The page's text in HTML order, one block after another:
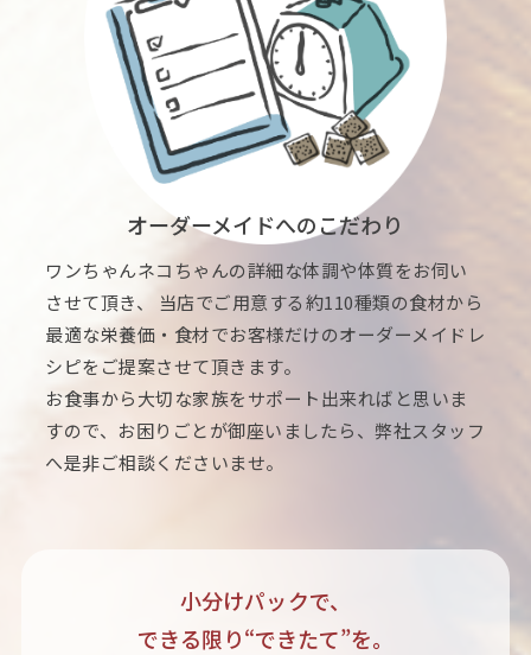
オーダーメイドへのこだわり
ワンちゃんネコちゃんの詳細な体調や体質をお伺い
させて頂き、 当店でご用意する約110種類の食材から
最適な栄養価・食材でお客様だけのオーダーメイドレ
シピをご提案させて頂きます。
お食事から大切な家族をサポート出来ればと思いま
すので、お困りごとが御座いましたら、弊社スタッフ
へ是非ご相談くださいませ。
小分けパックで、
できる限り“できたて”を。